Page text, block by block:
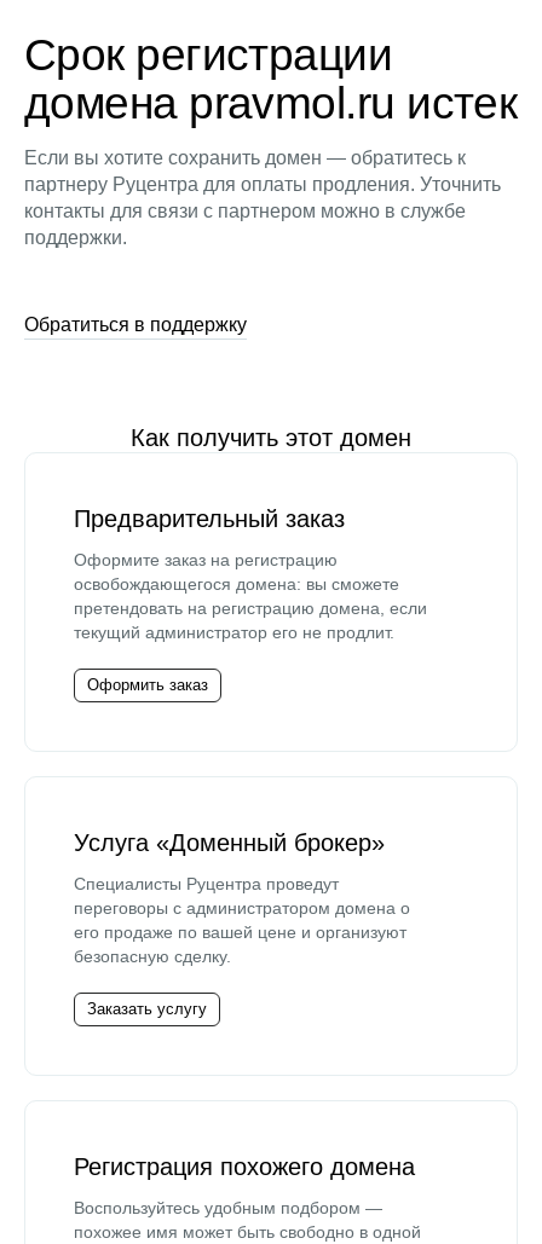
Срок регистрации
домена pravmol.ru истек
Если вы хотите сохранить домен — обратитесь к
партнеру Руцентра для оплаты продления. Уточнить
контакты для связи с партнером можно в службе
поддержки.
Обратиться в поддержку
Как получить этот домен
Предварительный заказ
Оформите заказ на регистрацию
освобождающегося домена: вы сможете
претендовать на регистрацию домена, если
текущий администратор его не продлит.
Оформить заказ
Услуга «Доменный брокер»
Специалисты Руцентра проведут
переговоры с администратором домена о
его продаже по вашей цене и организуют
безопасную сделку.
Заказать услугу
Регистрация похожего домена
Воспользуйтесь удобным подбором —
похожее имя может быть свободно в одной